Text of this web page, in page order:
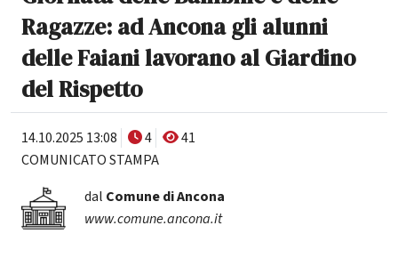
Ragazze: ad Ancona gli alunni
delle Faiani lavorano al Giardino
del Rispetto
14.10.2025 13:08 4
41
COMUNICATO STAMPA
dal Comune di Ancona
www.comune.ancona.it